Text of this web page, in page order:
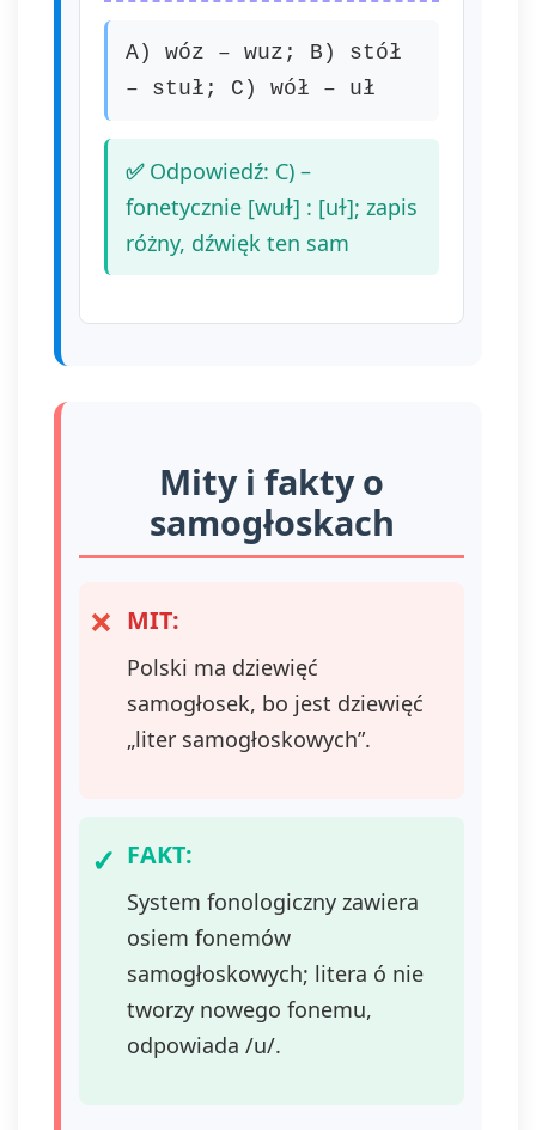
A) wóz – wuz; B) stół
– stuł; C) wół – uł
Odpowiedź: C) –
fonetycznie [wuɫ] : [uɫ]; zapis
różny, dźwięk ten sam
Mity i fakty o
samogłoskach
MIT:
Polski ma dziewięć
samogłosek, bo jest dziewięć
„liter samogłoskowych”.
FAKT:
System fonologiczny zawiera
osiem fonemów
samogłoskowych; litera ó nie
tworzy nowego fonemu,
odpowiada /u/.